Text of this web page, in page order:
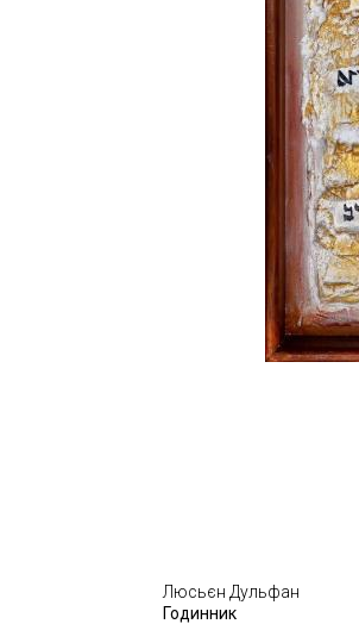
Люсьєн Дульфан
Годинник